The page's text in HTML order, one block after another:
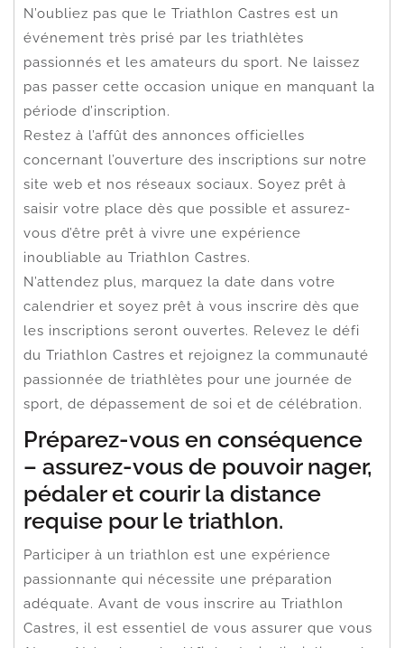
N’oubliez pas que le Triathlon Castres est un
événement très prisé par les triathlètes
passionnés et les amateurs du sport. Ne laissez
pas passer cette occasion unique en manquant la
période d’inscription.
Restez à l’affût des annonces officielles
concernant l’ouverture des inscriptions sur notre
site web et nos réseaux sociaux. Soyez prêt à
saisir votre place dès que possible et assurez-
vous d’être prêt à vivre une expérience
inoubliable au Triathlon Castres.
N’attendez plus, marquez la date dans votre
calendrier et soyez prêt à vous inscrire dès que
les inscriptions seront ouvertes. Relevez le défi
du Triathlon Castres et rejoignez la communauté
passionnée de triathlètes pour une journée de
sport, de dépassement de soi et de célébration.
Préparez-vous en conséquence
– assurez-vous de pouvoir nager,
pédaler et courir la distance
requise pour le triathlon.
Participer à un triathlon est une expérience
passionnante qui nécessite une préparation
adéquate. Avant de vous inscrire au Triathlon
Castres, il est essentiel de vous assurer que vous